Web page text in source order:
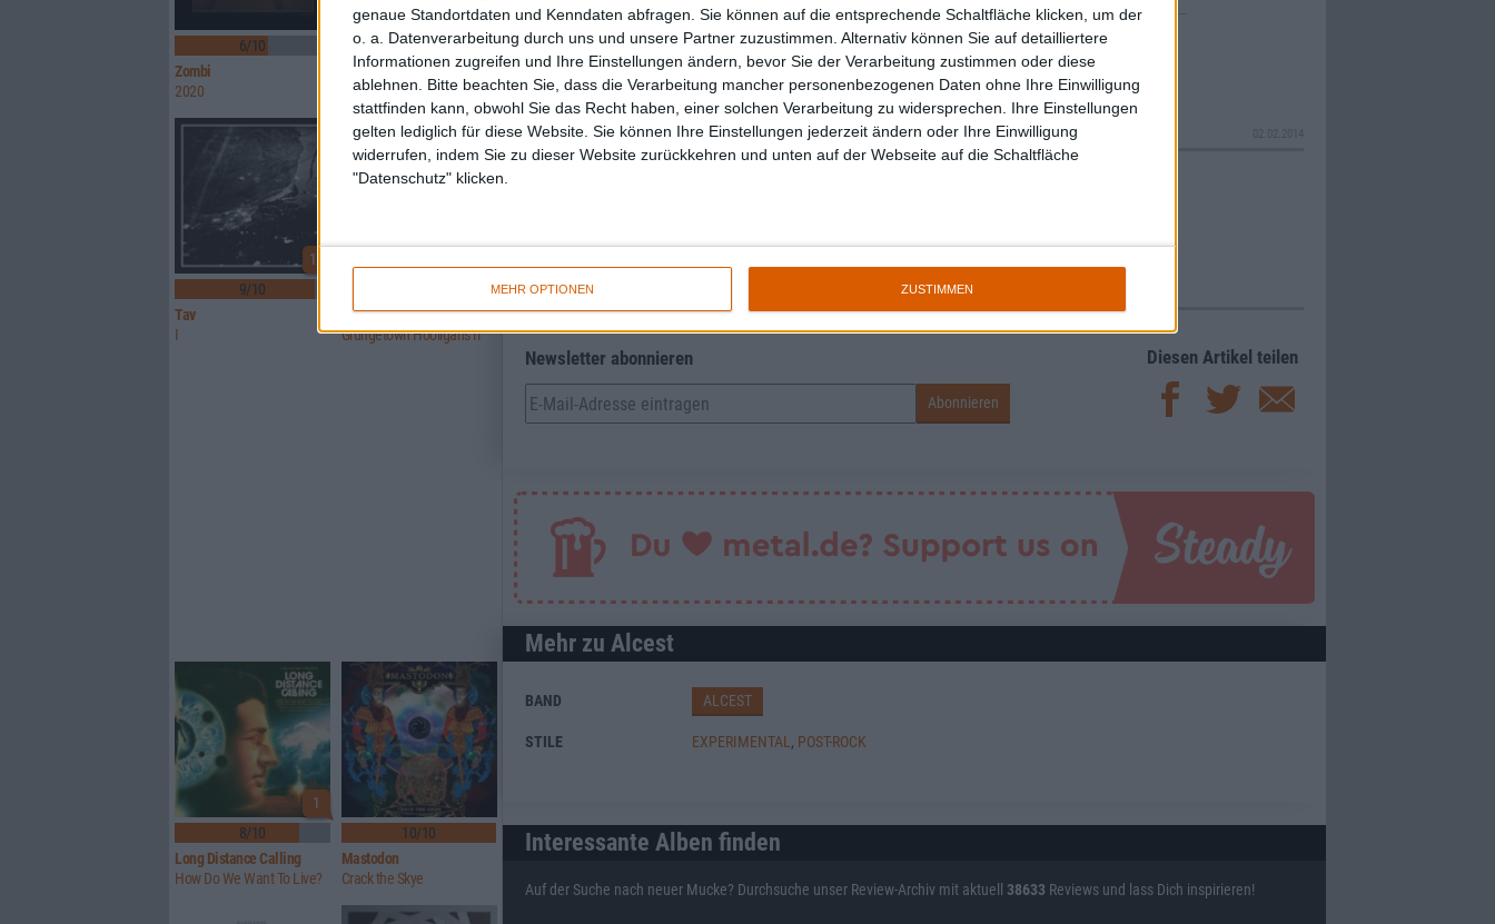
genaue Standortdaten und Kenndaten abfragen. Sie können auf die entsprechende Schaltfläche klicken, um der
o. a. Datenverarbeitung durch uns und unsere Partner zuzustimmen. Alternativ können Sie auf detailliertere
Informationen zugreifen und Ihre Einstellungen ändern, bevor Sie der Verarbeitung zustimmen oder diese
ablehnen.
Bitte beachten Sie, dass die Verarbeitung mancher personenbezogenen Daten ohne Ihre Einwilligung
stattfinden kann, obwohl Sie das Recht haben, einer solchen Verarbeitung zu widersprechen. Ihre Einstellungen
gelten lediglich für diese Website. Sie können Ihre Einstellungen jederzeit ändern oder Ihre Einwilligung
widerrufen, indem Sie zu dieser Website zurückkehren und unten auf der Webseite auf die Schaltfläche
"Datenschutz" klicken.
MEHR OPTIONEN ZUSTIMMEN
Zur Startseite
Newsletter abonnieren Diesen Artikel teilen
Mehr zu Alcest
BAND ALCEST
STILE EXPERIMENTAL , POST-ROCK
Interessante Alben finden
Auf der Suche nach neuer Mucke? Durchsuche unser Review-Archiv mit aktuell 38633 Reviews und lass Dich inspirieren!
6/10
Zombi
2020
2
9/10
Pixie Ninja
Colours Out Of Space
10
9/10
Tav
I
Mantar
Grungetown Hooligans II
1
8/10
Long Distance Calling
How Do We Want To Live?
10/10
Mastodon
Crack the Skye